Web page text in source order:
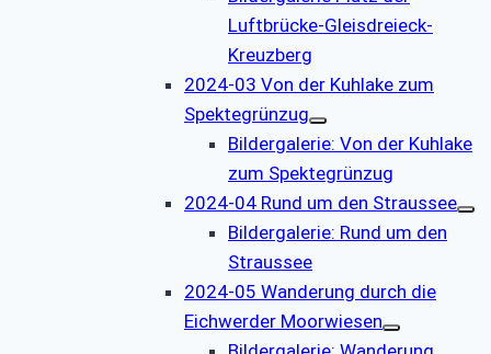
Luftbrücke-Gleisdreieck-
Kreuzberg
2024-03 Von der Kuhlake zum
Spektegrünzug
Bildergalerie: Von der Kuhlake
zum Spektegrünzug
2024-04 Rund um den Straussee
Bildergalerie: Rund um den
Straussee
2024-05 Wanderung durch die
Eichwerder Moorwiesen